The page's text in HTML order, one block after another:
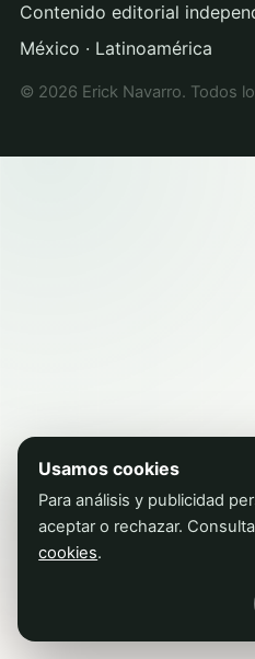
Contenido editorial
México · Latinoamérica
© 2026 Erick Navarro. Todos
Usamos cookies
Para análisis y publicidad
aceptar o rechazar.
cookies.